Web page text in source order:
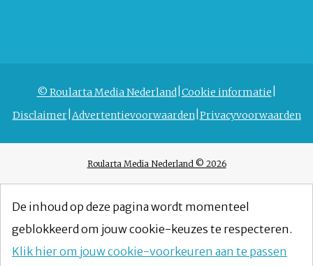
© Roularta Media Nederland Cookie informatie
Disclaimer Advertentievoorwaarden Privacyvoorwaarden
Roularta Media Nederland © 2026
De inhoud op deze pagina wordt momenteel
geblokkeerd om jouw cookie-keuzes te respecteren.
Klik hier om jouw cookie-voorkeuren aan te passen